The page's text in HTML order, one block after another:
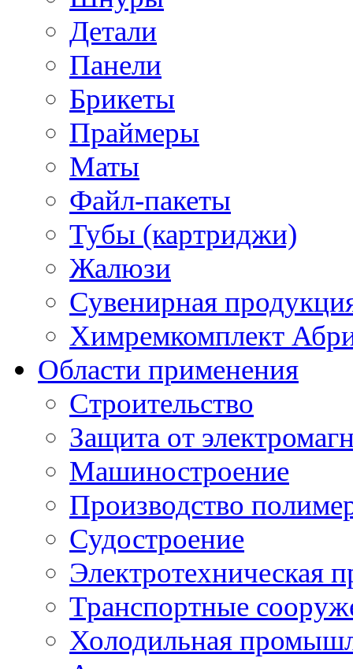
Детали
Панели
Брикеты
Праймеры
Маты
Файл-пакеты
Тубы (картриджи)
Жалюзи
Сувенирная
Химремкомплект
Области применения
Строительство
Защита от
Машиностроение
Производство
Судостроение
Электротехническая
Транспортные
Холодильная